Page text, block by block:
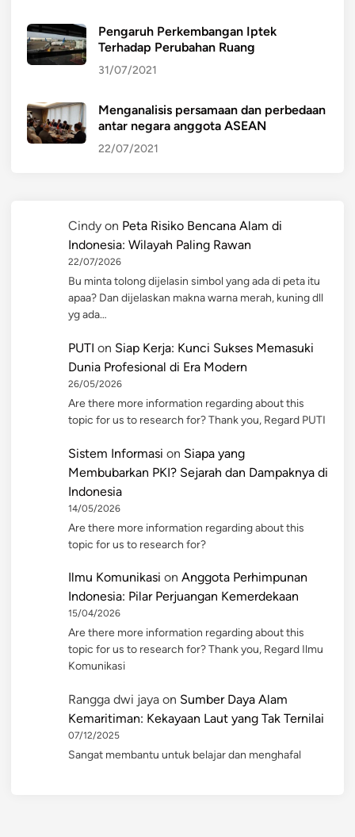
Pengaruh Perkembangan Iptek
Terhadap Perubahan Ruang
31/07/2021
Menganalisis persamaan dan perbedaan
antar negara anggota ASEAN
22/07/2021
Cindy on Peta Risiko Bencana Alam di
Indonesia: Wilayah Paling Rawan
22/07/2026
Bu minta tolong dijelasin simbol yang ada di peta itu
apaa? Dan dijelaskan makna warna merah, kuning dll
yg ada…
PUTI on Siap Kerja: Kunci Sukses Memasuki
Dunia Profesional di Era Modern
26/05/2026
Are there more information regarding about this
topic for us to research for? Thank you, Regard PUTI
Sistem Informasi on Siapa yang
Membubarkan PKI? Sejarah dan Dampaknya di
Indonesia
14/05/2026
Are there more information regarding about this
topic for us to research for?
Ilmu Komunikasi on Anggota Perhimpunan
Indonesia: Pilar Perjuangan Kemerdekaan
15/04/2026
Are there more information regarding about this
topic for us to research for? Thank you, Regard Ilmu
Komunikasi
Rangga dwi jaya on Sumber Daya Alam
Kemaritiman: Kekayaan Laut yang Tak Ternilai
07/12/2025
Sangat membantu untuk belajar dan menghafal